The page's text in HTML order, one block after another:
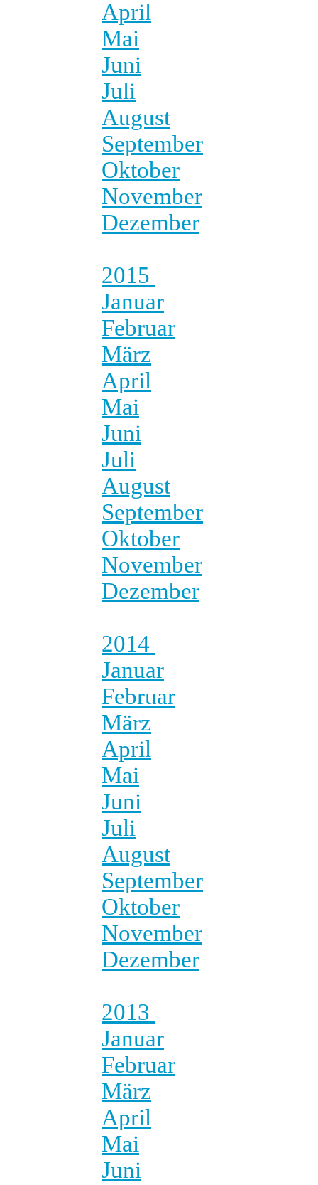
April
Mai
Juni
Juli
August
September
Oktober
November
Dezember
2015
Januar
Februar
März
April
Mai
Juni
Juli
August
September
Oktober
November
Dezember
2014
Januar
Februar
März
April
Mai
Juni
Juli
August
September
Oktober
November
Dezember
2013
Januar
Februar
März
April
Mai
Juni